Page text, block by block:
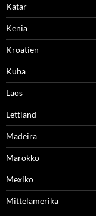
Katar
Kenia
Kroatien
Kuba
Laos
Lettland
Madeira
Marokko
Mexiko
Mittelamerika